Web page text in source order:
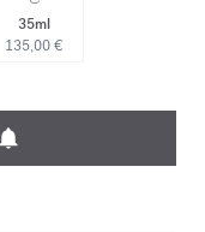
35ml
135,00 €